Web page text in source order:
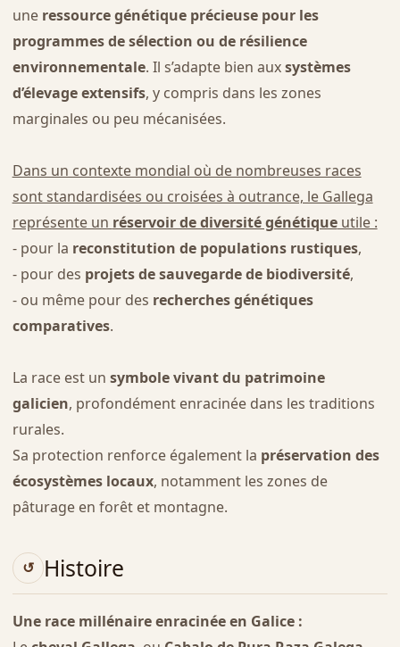
une ressource génétique précieuse pour les
programmes de sélection ou de résilience
environnementale. Il s’adapte bien auxsystèmes
d’élevage extensifs, y compris dans les zones
marginales ou peu mécanisées.
Dans un contexte mondial où de nombreuses races
sont standardisées ou croisées à outrance, le Gallega
représente un réservoir de diversité génétiqueutile :
- pour la reconstitution de populations rustiques,
- pour des projets de sauvegarde de biodiversité,
- ou même pour des recherches génétiques
comparatives.
La race est un symbole vivant du patrimoine
galicien, profondément enracinée dans les traditions
rurales.
Sa protection renforce également la préservation des
écosystèmes locaux, notamment les zones de
pâturage en forêt et montagne.
Histoire
Une race millénaire enracinée en Galice :